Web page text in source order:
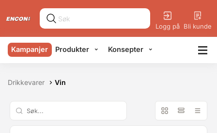
Logg på Bli kunde
Kampanjer Produkter Konsepter
Drikkevarer Vin